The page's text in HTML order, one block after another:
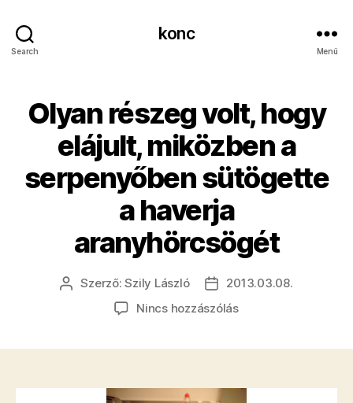
Search
konc
Menü
Olyan részeg volt, hogy
elájult, miközben a
serpenyőben sütögette
a haverja
aranyhörcsögét
Bejegyzés
Szerző:Szily László
Bejegyzés
dátuma
2013.03.08.
Nincs hozzászólása(z)
elájult,